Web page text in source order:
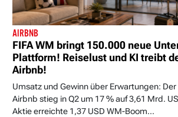
AIRBNB
FIFA WM bringt 150.000 neue
Plattform! Reiselust und KI treibt
Airbnb!
Umsatz und Gewinn über Erwartungen:
Airbnb stieg in Q2 um 17 % auf 3,61 Mrd.
Aktie erreichte 1,37 USD WM-Boom...